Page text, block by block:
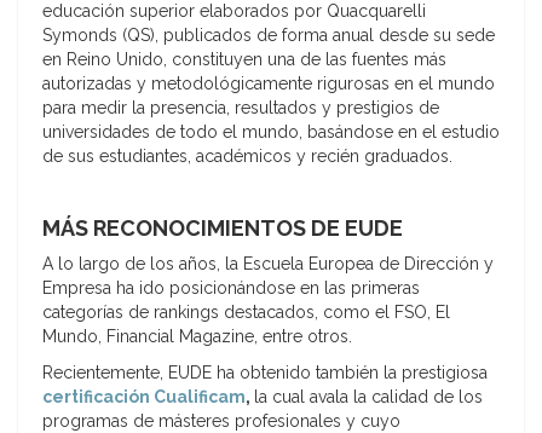
educación superior elaborados por Quacquarelli
Symonds (QS), publicados de forma anual desde su sede
en Reino Unido, constituyen una de las fuentes más
autorizadas y metodológicamente rigurosas en el mundo
para medir la presencia, resultados y prestigios de
universidades de todo el mundo, basándose en el estudio
de sus estudiantes, académicos y recién graduados.
MÁS RECONOCIMIENTOS DE EUDE
A lo largo de los años, la Escuela Europea de Dirección y
Empresa ha ido posicionándose en las primeras
categorías de rankings destacados, como el FSO, El
Mundo, Financial Magazine, entre otros.
Recientemente, EUDE ha obtenido también la prestigiosa
certificación Cualificam, la cual avala la calidad de los
programas de másteres profesionales y cuyo